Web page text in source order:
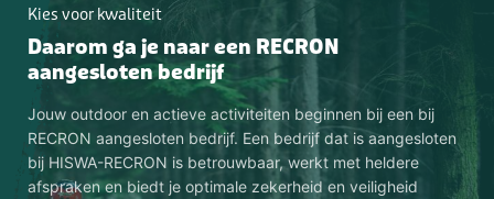
Categorie
Sportief & actief
VeBON gecertificeerd
Ja
Kies voor kwaliteit
Daarom ga je naar een RECRON
aangesloten bedrijf
Jouw outdoor en actieve activiteiten beginnen bij een bij
RECRON aangesloten bedrijf. Een bedrijf dat is aangesloten
bij HISWA-RECRON is betrouwbaar, werkt met heldere
afspraken en biedt je optimale zekerheid en veiligheid